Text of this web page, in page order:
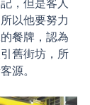
，但是客人
以他要努力
餐牌，認為
舊街坊，所
源。